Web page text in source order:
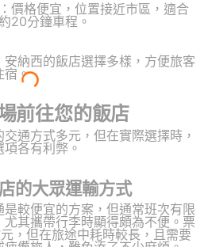
：價格便宜，位置接近市區，適合
20分鐘車程。
納西的飯店選擇多樣，方便旅客
宿。
前往您的飯店
通方式多元，但在實際選擇時，
各有利弊。
的大眾運輸方式
較便宜的方案，但通常班次有限
尤其攜帶行李時顯得頗為不便。票
，但在旅途中耗時較長，且需要